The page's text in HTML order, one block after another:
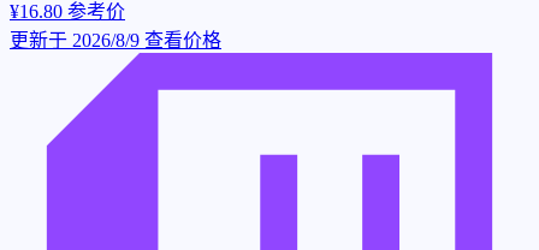
¥16.80 参考价
更新于 2026/8/9 查看价格